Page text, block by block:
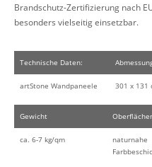
Brandschutz-Zertifizierung nach
besonders vielseitig einsetzbar.
Technische Daten:
artStone Wandpaneele 301 x 131
Gewicht
ca. 6-7 kg/qm
naturnahe